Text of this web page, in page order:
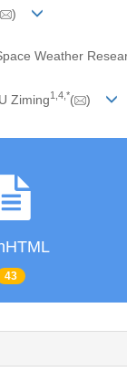
)
Weather
Ziming1, 4, *( )
43